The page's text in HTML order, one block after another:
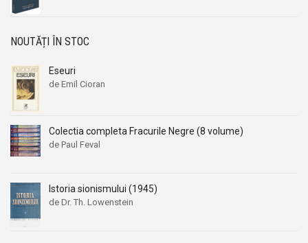
NOUTĂȚI ÎN STOC
Eseuri
de Emil Cioran
Colectia completa Fracurile Negre (8 volume)
de Paul Feval
Istoria sionismului (1945)
de Dr. Th. Lowenstein